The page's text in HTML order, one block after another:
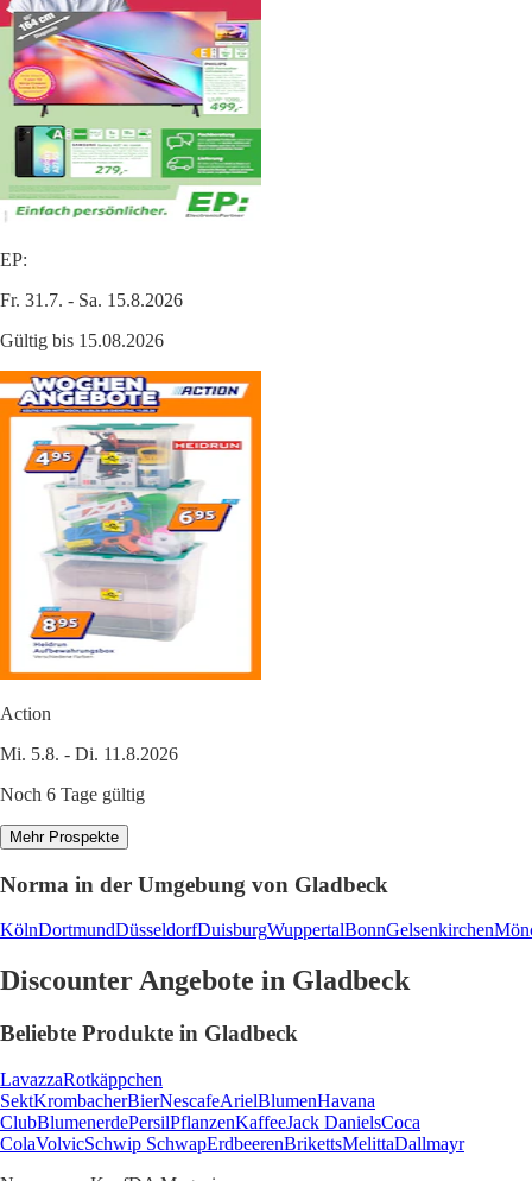
EP:
Fr. 31.7. - Sa. 15.8.2026
Gültig bis 15.08.2026
Action
Mi. 5.8. - Di. 11.8.2026
Noch 6 Tage gültig
Mehr Prospekte
Norma in der Umgebung von Gladbeck
KölnDortmundDüsseldorfDuisburgWuppertalBonnGelsenkirchen
Discounter Angebote in Gladbeck
Beliebte Produkte in Gladbeck
LavazzaRotkäppchen
SektKrombacherBierNescafeArielBlumenHavana
ClubBlumenerdePersilPflanzenKaffeeJack DanielsCoca
ColaVolvicSchwip SchwapErdbeerenBrikettsMelittaDallmayr